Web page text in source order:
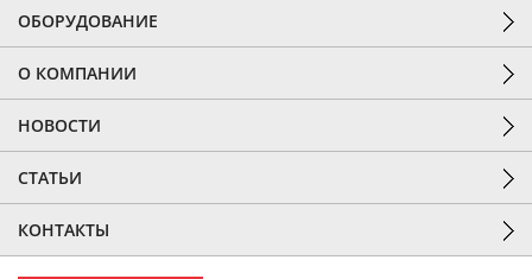
ОБОРУДОВАНИЕ
О КОМПАНИИ
НОВОСТИ
СТАТЬИ
КОНТАКТЫ